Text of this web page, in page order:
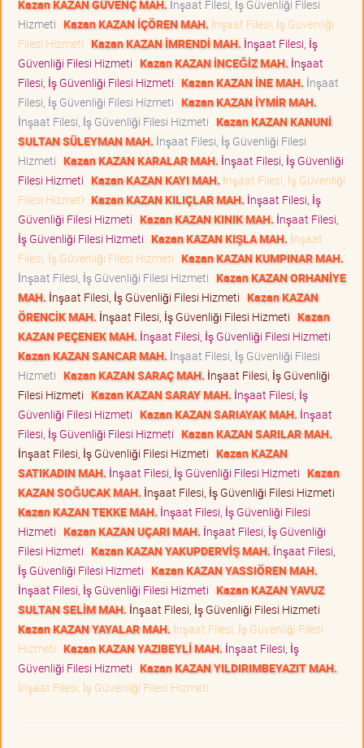
Kazan KAZAN GÜVENÇ MAH. İnşaat Filesi, İş Güvenliği Filesi
Hizmeti Kazan KAZAN İÇÖREN MAH. İnşaat Filesi, İş Güvenliği
Filesi Hizmeti Kazan KAZAN İMRENDİ MAH. İnşaat Filesi, İş
Güvenliği Filesi Hizmeti Kazan KAZAN İNCEĞİZ MAH. İnşaat
Filesi, İş Güvenliği Filesi Hizmeti Kazan KAZAN İNE MAH. İnşaat
Filesi, İş Güvenliği Filesi Hizmeti Kazan KAZAN İYMİR MAH.
İnşaat Filesi, İş Güvenliği Filesi Hizmeti Kazan KAZAN KANUNİ
SULTAN SÜLEYMAN MAH. İnşaat Filesi, İş Güvenliği Filesi
Hizmeti Kazan KAZAN KARALAR MAH. İnşaat Filesi, İş Güvenliği
Filesi Hizmeti Kazan KAZAN KAYI MAH. İnşaat Filesi, İş Güvenliği
Filesi Hizmeti Kazan KAZAN KILIÇLAR MAH. İnşaat Filesi, İş
Güvenliği Filesi Hizmeti Kazan KAZAN KINIK MAH. İnşaat Filesi,
İş Güvenliği Filesi Hizmeti Kazan KAZAN KIŞLA MAH. İnşaat
Filesi, İş Güvenliği Filesi Hizmeti Kazan KAZAN KUMPINAR MAH.
İnşaat Filesi, İş Güvenliği Filesi Hizmeti Kazan KAZAN ORHANİYE
MAH. İnşaat Filesi, İş Güvenliği Filesi Hizmeti Kazan KAZAN
ÖRENCİK MAH. İnşaat Filesi, İş Güvenliği Filesi Hizmeti Kazan
KAZAN PEÇENEK MAH. İnşaat Filesi, İş Güvenliği Filesi Hizmeti
Kazan KAZAN SANCAR MAH. İnşaat Filesi, İş Güvenliği Filesi
Hizmeti Kazan KAZAN SARAÇ MAH. İnşaat Filesi, İş Güvenliği
Filesi Hizmeti Kazan KAZAN SARAY MAH. İnşaat Filesi, İş
Güvenliği Filesi Hizmeti Kazan KAZAN SARIAYAK MAH. İnşaat
Filesi, İş Güvenliği Filesi Hizmeti Kazan KAZAN SARILAR MAH.
İnşaat Filesi, İş Güvenliği Filesi Hizmeti Kazan KAZAN
SATIKADIN MAH. İnşaat Filesi, İş Güvenliği Filesi Hizmeti Kazan
KAZAN SOĞUCAK MAH. İnşaat Filesi, İş Güvenliği Filesi Hizmeti
Kazan KAZAN TEKKE MAH. İnşaat Filesi, İş Güvenliği Filesi
Hizmeti Kazan KAZAN UÇARI MAH. İnşaat Filesi, İş Güvenliği
Filesi Hizmeti Kazan KAZAN YAKUPDERVİŞ MAH. İnşaat Filesi,
İş Güvenliği Filesi Hizmeti Kazan KAZAN YASSIÖREN MAH.
İnşaat Filesi, İş Güvenliği Filesi Hizmeti Kazan KAZAN YAVUZ
SULTAN SELİM MAH. İnşaat Filesi, İş Güvenliği Filesi Hizmeti
Kazan KAZAN YAYALAR MAH. İnşaat Filesi, İş Güvenliği Filesi
Hizmeti Kazan KAZAN YAZIBEYLİ MAH. İnşaat Filesi, İş
Güvenliği Filesi Hizmeti Kazan KAZAN YILDIRIMBEYAZIT MAH.
İnşaat Filesi, İş Güvenliği Filesi Hizmeti